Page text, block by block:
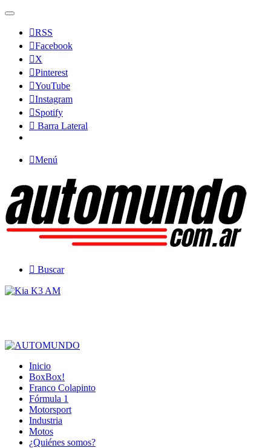
RSS
Facebook
X
Pinterest
YouTube
Instagram
Spotify
Barra Lateral
Menú
Buscar
Inicio
BoxBox!
Franco Colapinto
Fórmula 1
Motorsport
Industria
Motos
¿Quiénes somos?